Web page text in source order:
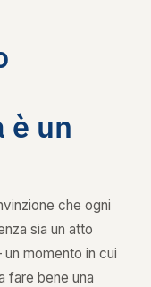
è un
che ogni
sia un atto
momento in cui
fare bene una